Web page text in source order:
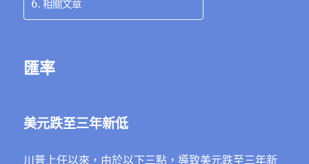
相關文章
匯率
美元跌至三年新低
川普上任以來，由於以下三點，導致美元跌至三年新